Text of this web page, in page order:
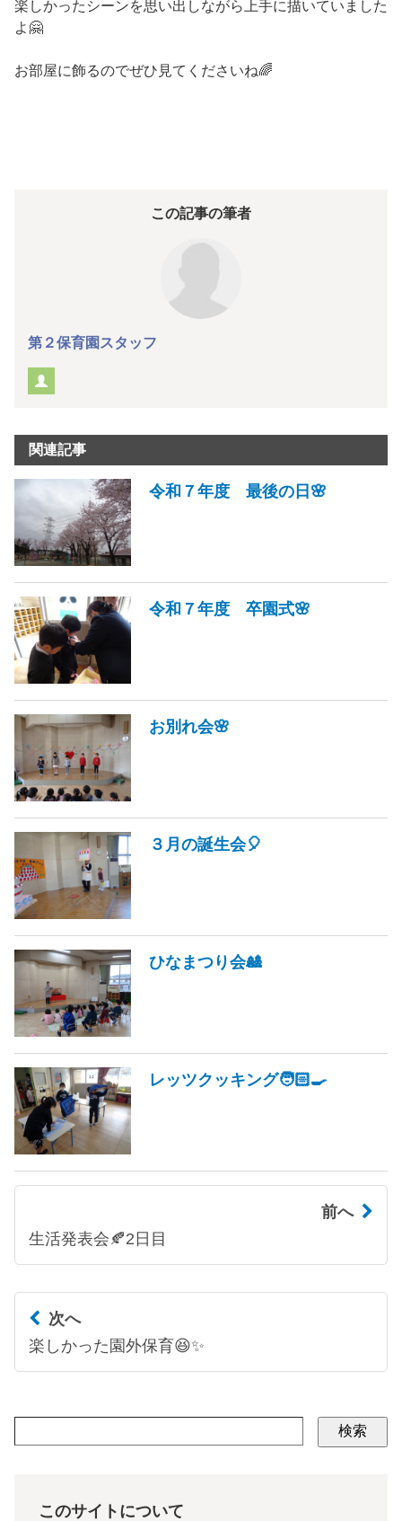
楽しかったシーンを思い出しながら上手に描いていました
よ🤗
お部屋に飾るのでぜひ見てくださいね🌈
この記事の筆者
第２保育園スタッフ
関連記事
令和７年度 最後の日🌸
令和７年度 卒園式🌸
お別れ会🌸
３月の誕生会🎈
ひなまつり会🎎
レッツクッキング🧑🏻‍🍳
前へ
生活発表会🍂2日目
次へ
楽しかった園外保育😆✨
検索
このサイトについて